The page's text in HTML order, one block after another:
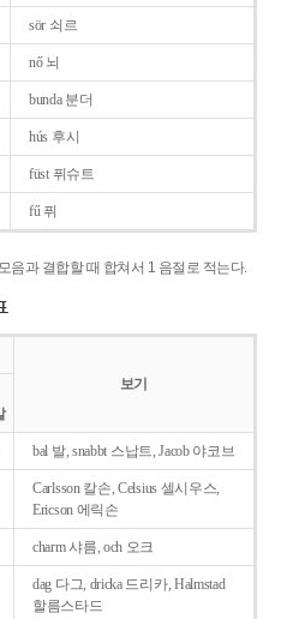
sör 쇠르
nő 뇌
bunda 분더
hús 후시
füst 퓌슈트
fű 퓌
음과 결합할 때 합쳐서 1 음절로 적는다.
보기
bal 발, snabbt 스납트, Jacob 야코브
Carlsson 칼손, Celsius 셀시우스,
Ericson 에릭손
charm 샤름, och 오크
dag 다그, dricka 드리카, Halmstad
할름스타드